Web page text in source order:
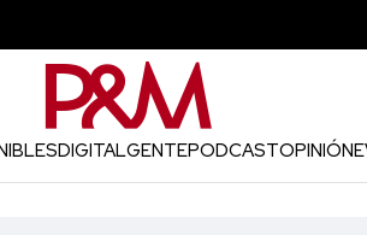
DIGITALGENTEPODCASTOPINIÓN